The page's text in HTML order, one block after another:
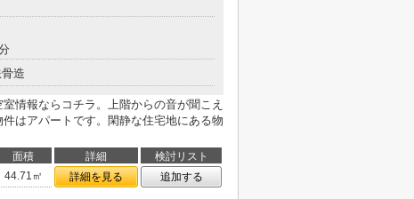
造
情報ならコチラ。上階からの音が聞こえ
はアパートです。閑静な住宅地にある物
面積 詳細
検討リスト
44.71㎡ 詳細を見る 追加する